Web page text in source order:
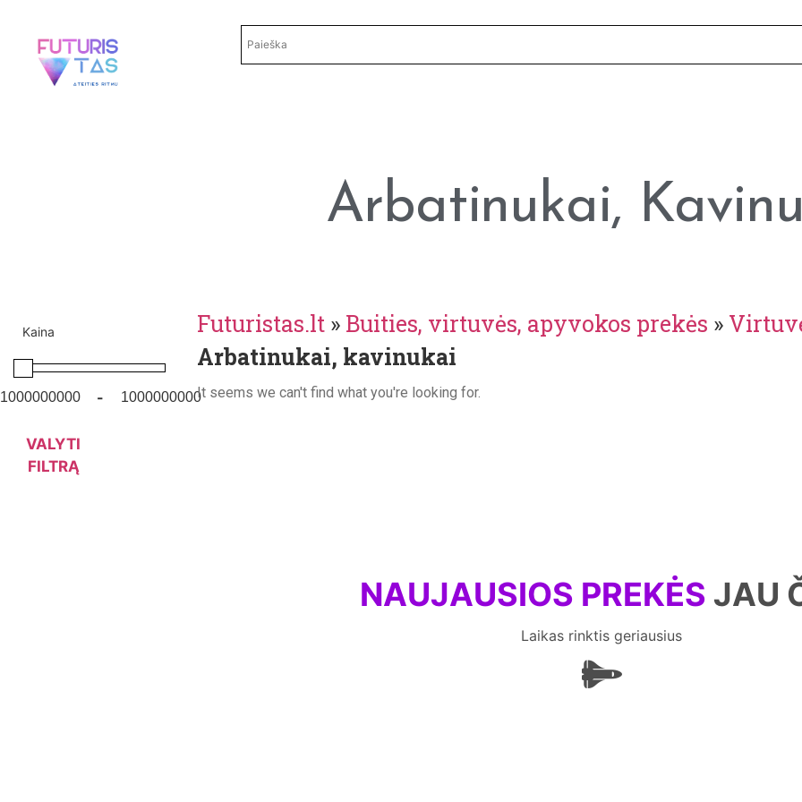
Arbatinukai,
Kaina
-
VALYTI
FILTRĄ
Futuristas.lt » Buities, virtuvės, apyvokos prekės »
Arbatinukai, kavinukai
It seems we can't find what you're looking for.
NAUJAUSIOS PREKĖS JAU
Laikas rinktis geriausius